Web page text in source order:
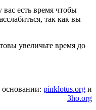
есть время чтобы
так как вы
увеличьте время до
основании: pinklotus.org и
3ho.org